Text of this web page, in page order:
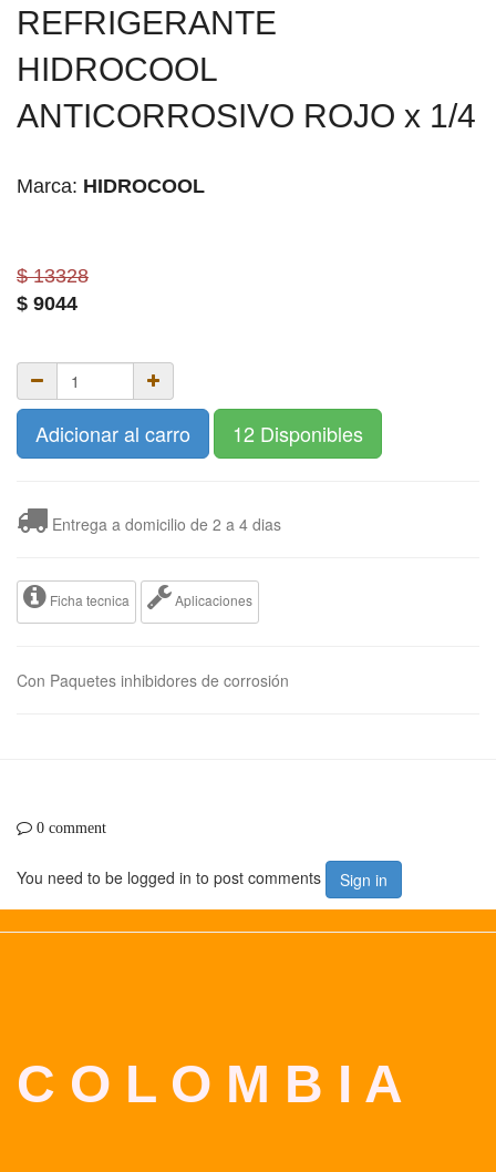
REFRIGERANTE
HIDROCOOL
ANTICORROSIVO ROJO x 1/4
Marca: HIDROCOOL
$ 13328
$ 9044
Adicionar al carro 12 Disponibles
Entrega a domicilio de 2 a 4 dias
Ficha tecnica Aplicaciones
Con Paquetes inhibidores de corrosión
0 comment
You need to be logged in to post comments Sign in
C O L O M B I A